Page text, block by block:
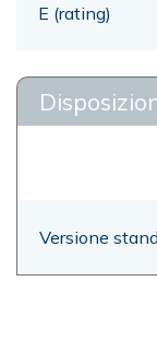
E (rating)
Versione